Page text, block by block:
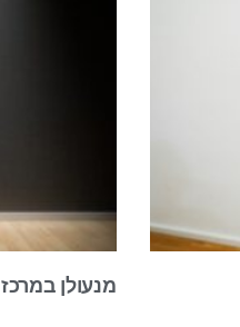
מנעולן במרכז